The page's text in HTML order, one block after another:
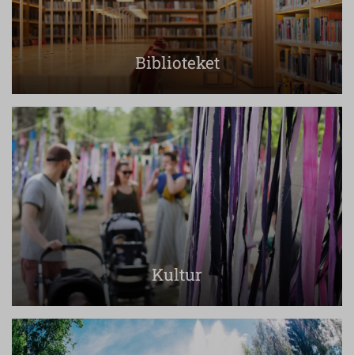
Biblioteket
Kultur